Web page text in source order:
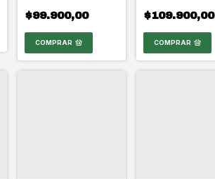
$99.900,00
COMPRAR
$109.900,00
COMPRAR